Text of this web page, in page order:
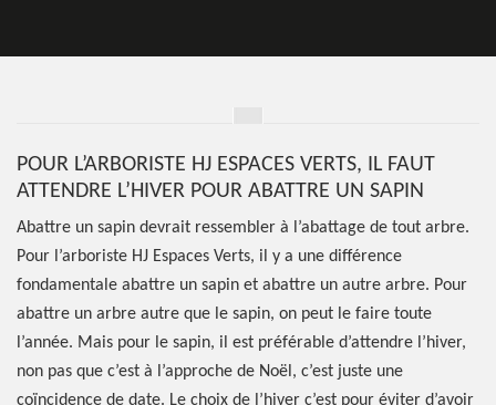
POUR L’ARBORISTE HJ ESPACES VERTS, IL FAUT
ATTENDRE L’HIVER POUR ABATTRE UN SAPIN
Abattre un sapin devrait ressembler à l’abattage de tout arbre.
Pour l’arboriste HJ Espaces Verts, il y a une différence
fondamentale abattre un sapin et abattre un autre arbre. Pour
abattre un arbre autre que le sapin, on peut le faire toute
l’année. Mais pour le sapin, il est préférable d’attendre l’hiver,
non pas que c’est à l’approche de Noël, c’est juste une
coïncidence de date. Le choix de l’hiver c’est pour éviter d’avoir